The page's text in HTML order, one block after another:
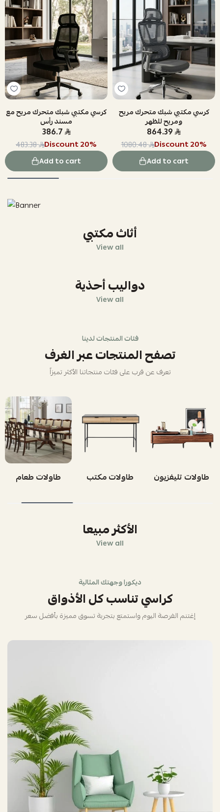
كرسي مكتبي شبك متحرك مريح مع
مسند رأس
386.7
483.38 Discount20%
Add to cart
كرسي مكتبي شبك متحرك مريح
ومريح للظهر
864.39
1080.48 Discount20%
Add to cart
أثاث مكتبي
View all
دواليب أحذية
View all
فئات المنتجات لدينا
تصفح المنتجات عبر الغرف
تعرف عن قرب على فئات منتجاتنا الأكثر تميزاً
طاولات طعام طاولات مكتب طاولات تليفزيون
الأكثر مبيعا
View all
ديكورا وجهتك المثالية
كراسي تناسب كل الأذواق
إغتنم الفرصة اليوم واستمتع بتجربة تسوق مميزة بأفضل سعر